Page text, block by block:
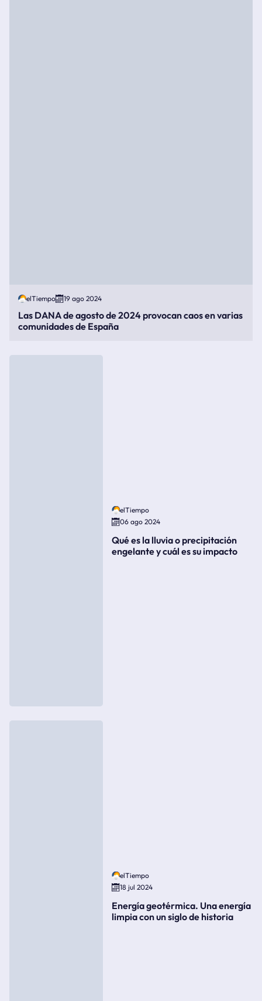
elTiempo 19 ago 2024
Las DANA de agosto de 2024 provocan caos en varias
comunidades de España
elTiempo
06 ago 2024
Qué es la lluvia o precipitación
engelante y cuál es su impacto
elTiempo
18 jul 2024
Energía geotérmica. Una energía
limpia con un siglo de historia